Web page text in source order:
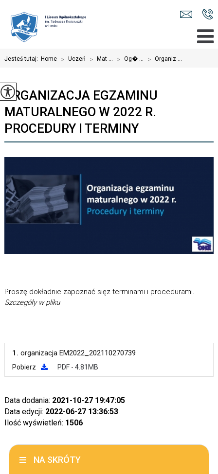
Jesteś tutaj: Home > Uczeń > Mat ... > Og� ... > Organiz ...
ORGANIZACJA EGZAMINU
MATURALNEGO W 2022 R.
PROCEDURY I TERMINY
Proszę dokładnie zapoznać sięz terminami i procedurami.
Szczegóły w pliku
1. organizacja EM2022_202110270739
Pobierz PDF - 4.81MB
Data dodania: 2021-10-27 19:47:05
Data edycji: 2022-06-27 13:36:53
Ilość wyświetleń: 1506
NA SKRÓTY